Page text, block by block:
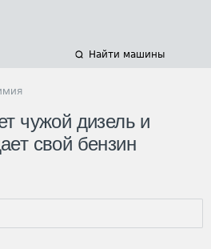
Найти машины
чужой дизель и
свой бензин